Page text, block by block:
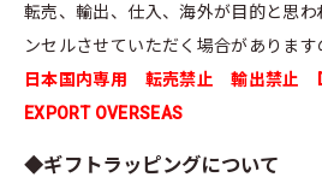
転売、輸出、仕入、海外が目的と思
ンセルさせていただく場合があります
日本国内専用 転売禁止 輸出禁止
EXPORT OVERSEAS
◆ギフトラッピングについて